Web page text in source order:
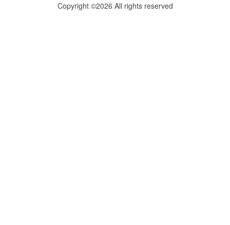
Copyright ©2026 All rights reserved